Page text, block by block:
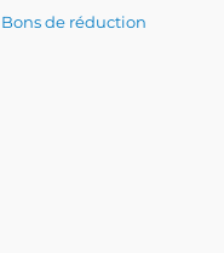
Bons de réduction